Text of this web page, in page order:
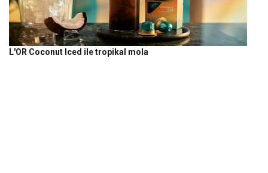
L'OR Coconut Iced ile tropikal mola